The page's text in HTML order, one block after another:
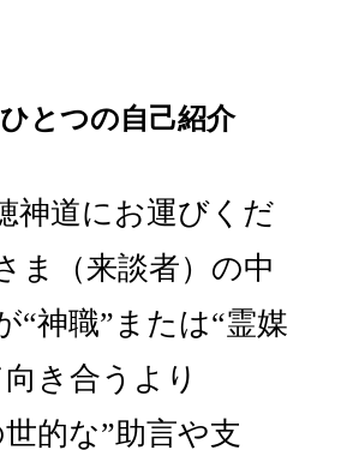
神道にお運びくだ
ま（来談者）の中
“神職”または“霊媒
き合うより
的な”助言や支